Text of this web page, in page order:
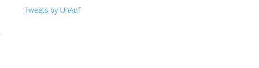
Tweets by UnAuf